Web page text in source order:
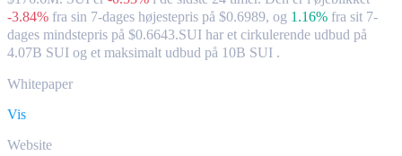
-3.84% fra sin 7-dages højestepris på $0.6989, og 1.16% fra sit 7-
dages mindstepris på $0.6643.SUI har et cirkulerende udbud på
4.07B SUI og et maksimalt udbud på 10B SUI .
Whitepaper
Vis
Website